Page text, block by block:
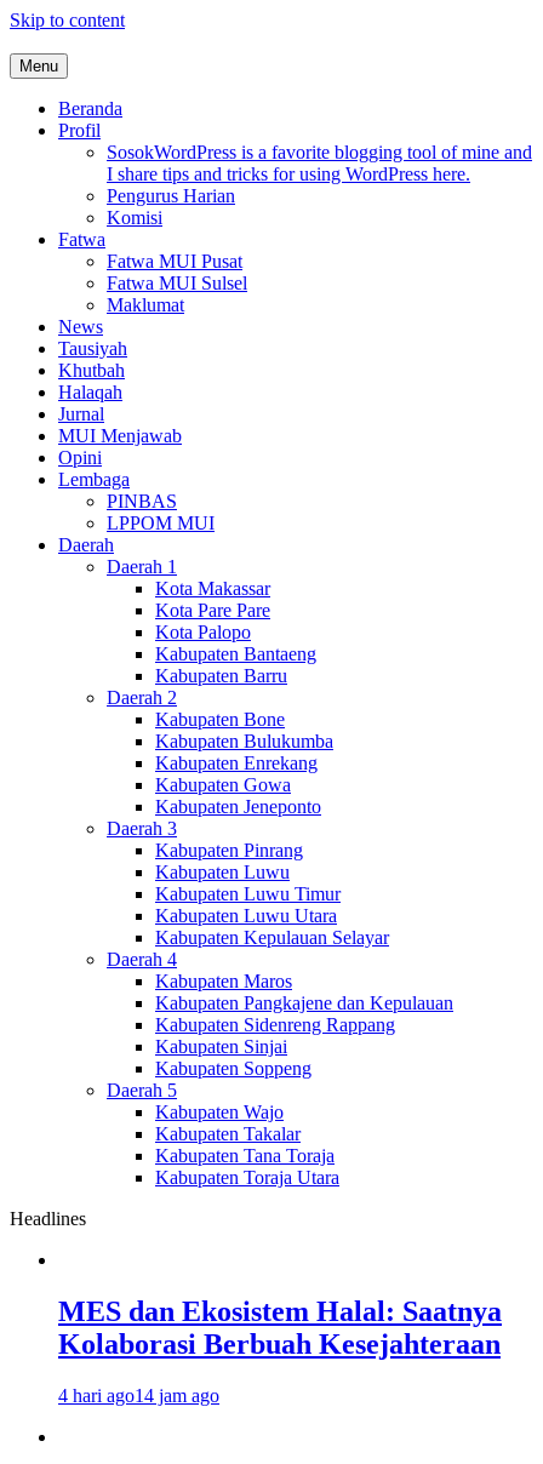
Skip to content
MUI Sulawesi Selatan
Khadimul Ummah wa Shadiqul Hukuuma
Menu
Beranda
Profil
SosokWordPress is a favorite blogging tool of mine and
I share tips and tricks for using WordPress here.
Pengurus Harian
Komisi
Fatwa
Fatwa MUI Pusat
Fatwa MUI Sulsel
Maklumat
News
Tausiyah
Khutbah
Halaqah
Jurnal
MUI Menjawab
Opini
Lembaga
PINBAS
LPPOM MUI
Daerah
Daerah 1
Kota Makassar
Kota Pare Pare
Kota Palopo
Kabupaten Bantaeng
Kabupaten Barru
Daerah 2
Kabupaten Bone
Kabupaten Bulukumba
Kabupaten Enrekang
Kabupaten Gowa
Kabupaten Jeneponto
Daerah 3
Kabupaten Pinrang
Kabupaten Luwu
Kabupaten Luwu Timur
Kabupaten Luwu Utara
Kabupaten Kepulauan Selayar
Daerah 4
Kabupaten Maros
Kabupaten Pangkajene dan Kepulauan
Kabupaten Sidenreng Rappang
Kabupaten Sinjai
Kabupaten Soppeng
Daerah 5
Kabupaten Wajo
Kabupaten Takalar
Kabupaten Tana Toraja
Kabupaten Toraja Utara
Headlines
MES dan Ekosistem Halal: Saatnya
Kolaborasi Berbuah Kesejahteraan
4 hari ago14 jam ago